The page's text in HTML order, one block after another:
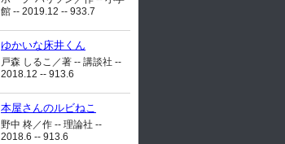
館 -- 2019.12 -- 933.7
ゆかいな床井くん
戸森 しるこ／著 -- 講談社 --
2018.12 -- 913.6
本屋さんのルビねこ
野中 柊／作 -- 理論社 --
2018.6 -- 913.6